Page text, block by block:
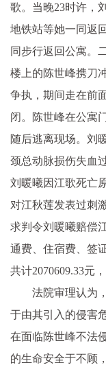
歌。当晚23时许，
地铁站等她一同返
同步行返回公寓。
楼上的陈世峰携刀
争执，期间走在前
闭。陈世峰在公寓
随后逃离现场。刘
颈总动脉损伤失血
刘暖曦因江歌死亡
对江秋莲发表过刺
求判令刘暖曦赔偿
通费、住宿费、签
共计2070609.33元
法院审理认为
于由其引入的侵害
在面临陈世峰不法
的生命安全于不顾